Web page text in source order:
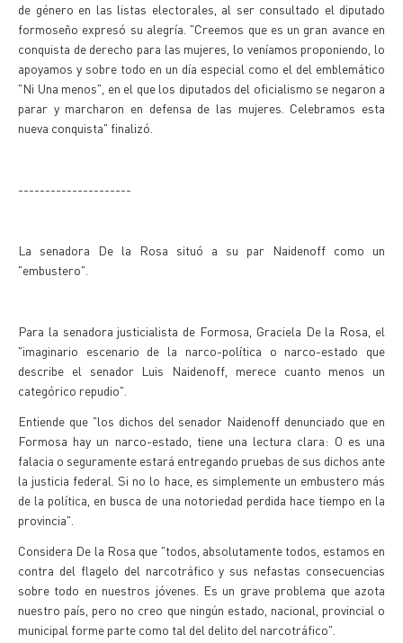
de género en las listas electorales, al ser consultado el diputado
formoseño expresó su alegría. "Creemos que es un gran avance en
conquista de derecho para las mujeres, lo veníamos proponiendo, lo
apoyamos y sobre todo en un día especial como el del emblemático
"Ni Una menos", en el que los diputados del oficialismo se negaron a
parar y marcharon en defensa de las mujeres. Celebramos esta
nueva conquista" finalizó.
---------------------
La senadora De la Rosa situó a su par Naidenoff como un
"embustero".
Para la senadora justicialista de Formosa, Graciela De la Rosa, el
"imaginario escenario de la narco-política o narco-estado que
describe el senador Luis Naidenoff, merece cuanto menos un
categórico repudio".
Entiende que "los dichos del senador Naidenoff denunciado que en
Formosa hay un narco-estado, tiene una lectura clara: O es una
falacia o seguramente estará entregando pruebas de sus dichos ante
la justicia federal. Si no lo hace, es simplemente un embustero más
de la política, en busca de una notoriedad perdida hace tiempo en la
provincia".
Considera De la Rosa que "todos, absolutamente todos, estamos en
contra del flagelo del narcotráfico y sus nefastas consecuencias
sobre todo en nuestros jóvenes. Es un grave problema que azota
nuestro país, pero no creo que ningún estado, nacional, provincial o
municipal forme parte como tal del delito del narcotráfico".